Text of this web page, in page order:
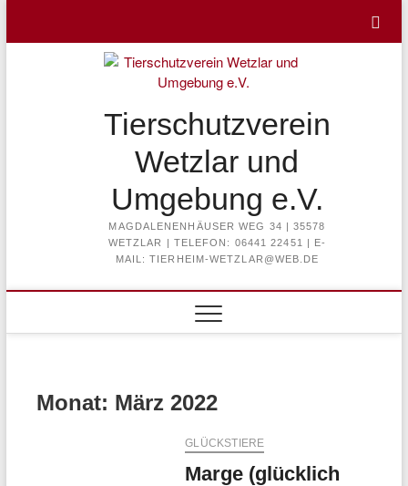
content
Tierschutzverein
Wetzlar und
Umgebung e.V.
MAGDALENENHÄUSER WEG 34 | 35578
WETZLAR | TELEFON: 06441 22451 | E-
MAIL: TIERHEIM-WETZLAR@WEB.DE
Monat: März 2022
GLÜCKSTIERE
Marge (glücklich